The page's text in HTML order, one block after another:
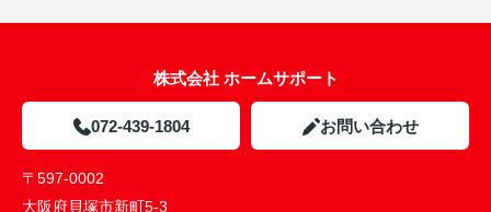
株式会社 ホームサポート
072-439-1804 お問い合わせ
〒597-0002
大阪府貝塚市新町5-3